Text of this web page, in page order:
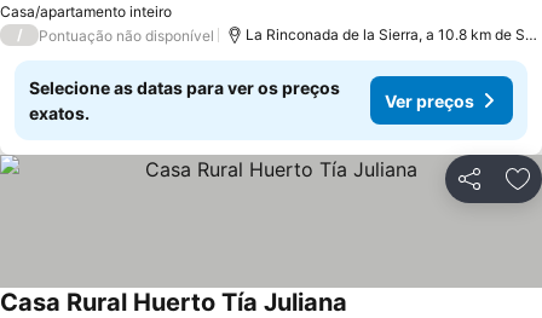
Casa/apartamento inteiro
/ Pontuação não disponível La Rinconada de la Sierra, a 10.8 km de
Selecione as datas para ver os preços
exatos.
Ver preços
Partilhar
Casa Rural Huerto Tía Juliana